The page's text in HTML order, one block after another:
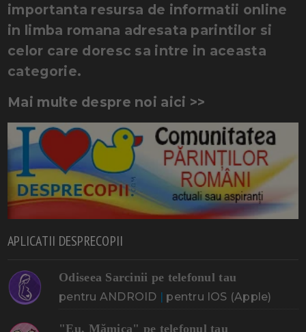
importanta resursa de informatii online
in limba romana adresata parintilor si
celor care doresc sa intre in aceasta
categorie.
Mai multe despre noi aici >>
APLICATII DESPRECOPII
Odiseea Sarcinii pe telefonul tau
pentru ANDROID pentru IOS (Apple)
"Eu, Mămica" pe telefonul tau